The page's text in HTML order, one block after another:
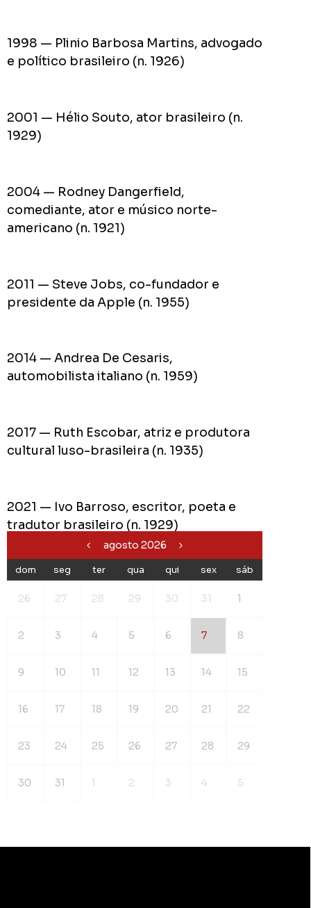
1998 — Plinio Barbosa Martins, advogado
e político brasileiro (n. 1926)
2001 — Hélio Souto, ator brasileiro (n.
1929)
2004 — Rodney Dangerfield,
comediante, ator e músico norte-
americano (n. 1921)
2011 — Steve Jobs, co-fundador e
presidente da Apple (n. 1955)
2014 — Andrea De Cesaris,
automobilista italiano (n. 1959)
2017 — Ruth Escobar, atriz e produtora
cultural luso-brasileira (n. 1935)
2021 — Ivo Barroso, escritor, poeta e
tradutor brasileiro (n. 1929)
agosto 2026
dom seg ter qua qui sex sáb
26 27 28 29 30 31 1
2 3 4 5 6 7 8
9 10 11 12 13 14 15
16 17 18 19 20 21 22
23 24 25 26 27 28 29
30 31 1 2 3 4 5